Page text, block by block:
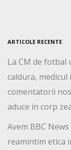
ARTICOLE RECENTE
La CM de fotbal
caldura, medicul
comentatorii
aduce in corp
Avem BBC
reamintim etica